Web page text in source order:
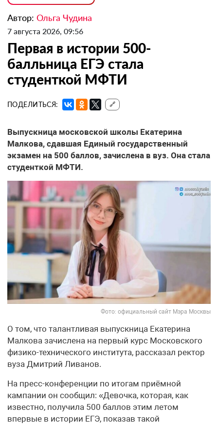
Автор: Ольга Чудина
7 августа 2026, 09:56
Первая в истории 500-
балльница ЕГЭ стала
студенткой МФТИ
ПОДЕЛИТЬСЯ: 🔗
Выпускница московской школы Екатерина
Малкова, сдавшая Единый государственный
экзамен на 500 баллов, зачислена в вуз. Она стала
студенткой МФТИ.
Фото: официальный сайт Мэра Москвы
О том, что талантливая выпускница Екатерина
Малкова зачислена на первый курс Московского
физико-технического института, рассказал ректор
вуза Дмитрий Ливанов.
На пресс-конференции по итогам приёмной
кампании он сообщил: «Девочка, которая, как
известно, получила 500 баллов этим летом
впервые в истории ЕГЭ, показав такой